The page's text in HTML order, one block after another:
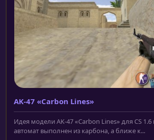
AK-47 «Carbon Lines»
Идея модели AK-47 «Carbon Lines» для CS 1.6
автомат выполнен из карбона, а ближе к...